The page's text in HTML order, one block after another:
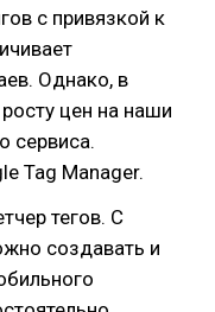
с привязкой к
Однако, в
цен на наши
сервиса.
Tag Manager.
тегов. С
создавать и